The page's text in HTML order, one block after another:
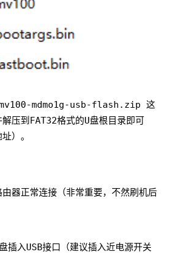
mv100-mdmo1g-usb-flash.zip 这
压到FAT32格式的U盘根目录即可
）。
器正常连接（非常重要，不然刷机后
插入USB接口（建议插入近电源开关